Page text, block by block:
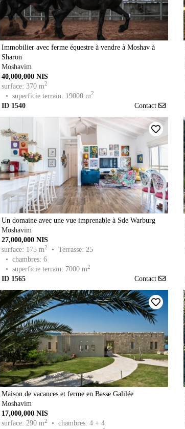
Immobilier avec ferme équestre à vendre à Moshav à
Sharon
Moshavim
40,000,000 NIS
surface: 370 m2
• superficie terrain: 19000 m2
ID 1540 Contact
Un domaine avec une vue imprenable à Sde Warburg
Moshavim
27,000,000 NIS
surface: 175 m2
• Terrasse: 25
• chambres: 6
• superficie terrain: 7000 m2
ID 1565 Contact
Maison de vacances et ferme en Basse Galilée
Moshavim
17,000,000 NIS
surface: 290 m2
• chambres: 4 + 4